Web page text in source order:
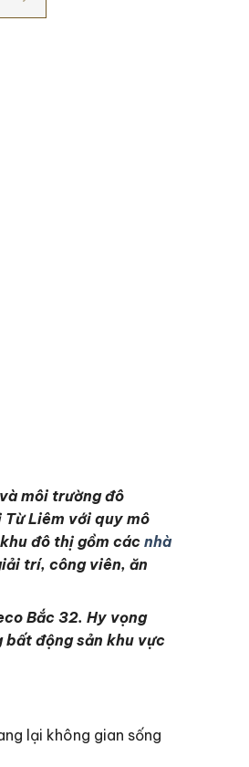
môi trường đô
Liêm với quy mô
đô thị gồm các nhà
trí, công viên, ăn
Bắc 32. Hy vọng
bất động sản khu vực
lại không gian sống